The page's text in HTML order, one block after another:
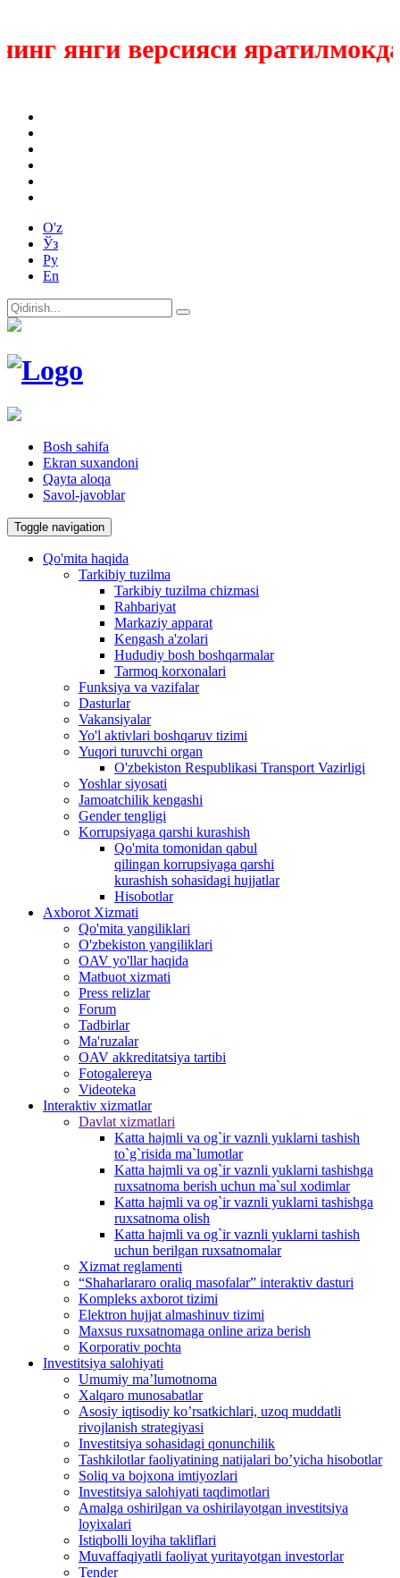
янги версияси яратилмокда
O'z
Ўз
Ру
En
Bosh sahifa
Ekran suxandoni
Qayta aloqa
Savol-javoblar
Toggle navigation
Qo'mita haqida
Tarkibiy tuzilma
Tarkibiy tuzilma chizmasi
Rahbariyat
Markaziy apparat
Kengash a'zolari
Hududiy bosh boshqarmalar
Tarmoq korxonalari
Funksiya va vazifalar
Dasturlar
Vakansiyalar
Yo'l aktivlari boshqaruv tizimi
Yuqori turuvchi organ
O'zbekiston Respublikasi Transport Vazirligi
Yoshlar siyosati
Jamoatchilik kengashi
Gender tengligi
Korrupsiyaga qarshi kurashish
Qo'mita tomonidan qabul
qilingan korrupsiyaga qarshi
kurashish sohasidagi hujjatlar
Hisobotlar
Аxborot Xizmati
Qo'mita yangiliklari
O'zbekiston yangiliklari
OAV yo'llar haqida
Matbuot xizmati
Press relizlar
Forum
Tadbirlar
Ma'ruzalar
OAV akkreditatsiya tartibi
Fotogalereya
Videoteka
Interaktiv xizmatlar
Davlat xizmatlari
Katta hajmli va og`ir vaznli yuklarni tashish
to`g`risida ma`lumotlar
Katta hajmli va og`ir vaznli yuklarni tashishga
ruxsatnoma berish uchun ma`sul xodimlar
Katta hajmli va og`ir vaznli yuklarni tashishga
ruxsatnoma olish
Katta hajmli va og`ir vaznli yuklarni tashish
uchun berilgan ruxsatnomalar
Xizmat reglamenti
“Shaharlararo oraliq masofalar” interaktiv dasturi
Kompleks axborot tizimi
Elektron hujjat almashinuv tizimi
Maxsus ruxsatnomaga online ariza berish
Korporativ pochta
Investitsiya salohiyati
Umumiy maʼlumotnoma
Xalqaro munosabatlar
Аsosiy iqtisodiy koʼrsatkichlari, uzoq muddatli
rivojlanish strategiyasi
Investitsiya sohasidagi qonunchilik
Tashkilotlar faoliyatining natijalari boʼyicha hisobotlar
Soliq va bojxona imtiyozlari
Investitsiya salohiyati taqdimotlari
Аmalga oshirilgan va oshirilayotgan investitsiya
loyixalari
Istiqbolli loyiha takliflari
Muvaffaqiyatli faoliyat yuritayotgan investorlar
Tender